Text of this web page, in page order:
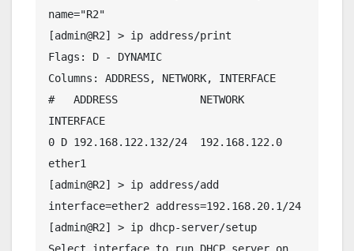
name="R2"
[admin@R2] > ip address/print
Flags: D - DYNAMIC
Columns: ADDRESS, NETWORK, INTERFACE
#   ADDRESS             NETWORK
INTERFACE
0 D 192.168.122.132/24  192.168.122.0
ether1
[admin@R2] > ip address/add
interface=ether2 address=192.168.20.1/24
[admin@R2] > ip dhcp-server/setup
Select interface to run DHCP server on